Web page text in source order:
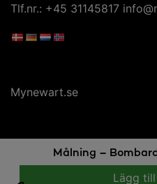
Målning –
Lägg
Tlf.nr.: +45 31145817
Mynewart.se